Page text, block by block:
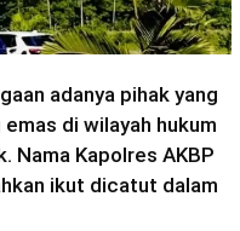
adanya pihak yang
di wilayah hukum
Nama Kapolres AKBP
ikut dicatut dalam